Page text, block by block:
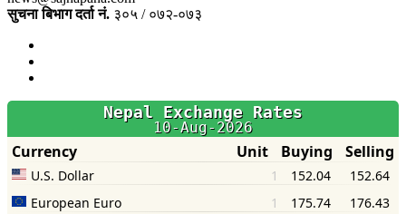
सुचना बिभाग दर्ता नं. ३०५ / ०७२-०७३